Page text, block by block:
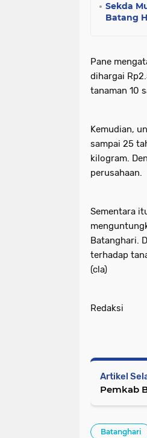
Sekda
Batang
Pane
dihargai
tanaman 10
Kemudian,
sampai 25
kilogram.
perusahaan.
Sementara
Batanghari.
terhadap
(cla)
Redaksi
Artikel
Pemkab
Batanghari